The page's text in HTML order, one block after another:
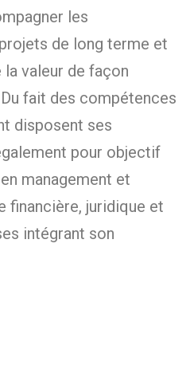
les
de long terme et
valeur de façon
fait des compétences
disposent ses
pour objectif
management et
financière, juridique et
intégrant son